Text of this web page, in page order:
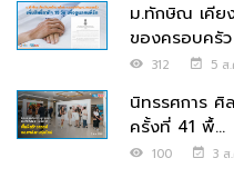
ม.ทักษิณ เคีย
ของครอบครั
312 5 ส
นิทรรศการ ศิ
ครั้งที่ 41 พื้...
100 3 ส